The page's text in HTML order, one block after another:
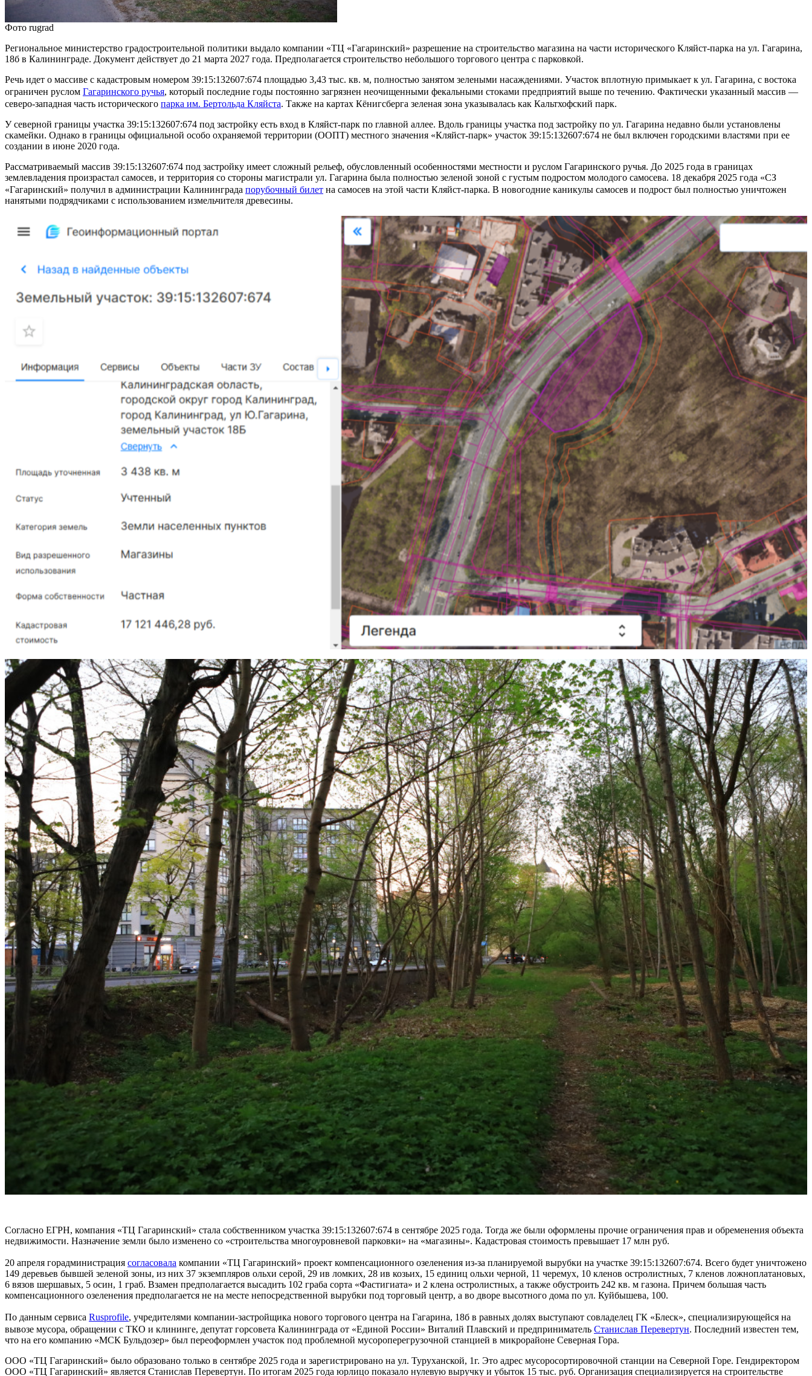
Фото rugrad
Региональное министерство градостроительной политики выдало компании «ТЦ «Гагаринский» разрешение на строительство магазина на части исторического Кляйст-парка на ул. Гагарина,
18б в Калининграде. Документ действует до 21 марта 2027 года. Предполагается строительство небольшого торгового центра с парковкой.
Речь идет о массиве с кадастровым номером 39:15:132607:674 площадью 3,43 тыс. кв. м, полностью занятом зелеными насаждениями. Участок вплотную примыкает к ул. Гагарина, с востока
ограничен руслом Гагаринского ручья, который последние годы постоянно загрязнен неочищенными фекальными стоками предприятий выше по течению. Фактически указанный массив —
северо-западная часть исторического парка им. Бертольда Кляйста. Также на картах Кёнигсберга зеленая зона указывалась как Кальтхофский парк.
У северной границы участка 39:15:132607:674 под застройку есть вход в Кляйст-парк по главной аллее. Вдоль границы участка под застройку по ул. Гагарина недавно были установлены
скамейки. Однако в границы официальной особо охраняемой территории (ООПТ) местного значения «Кляйст-парк» участок 39:15:132607:674 не был включен городскими властями при ее
создании в июне 2020 года.
Рассматриваемый массив 39:15:132607:674 под застройку имеет сложный рельеф, обусловленный особенностями местности и руслом Гагаринского ручья. До 2025 года в границах
землевладения произрастал самосев, и территория со стороны магистрали ул. Гагарина была полностью зеленой зоной с густым подростом молодого самосева. 18 декабря 2025 года «СЗ
«Гагаринский» получил в администрации Калининграда порубочный билет на самосев на этой части Кляйст-парка. В новогодние каникулы самосев и подрост был полностью уничтожен
нанятыми подрядчиками с использованием измельчителя древесины.
Согласно ЕГРН, компания «ТЦ Гагаринский» стала собственником участка 39:15:132607:674 в сентябре 2025 года. Тогда же были оформлены прочие ограничения прав и обременения объекта
недвижимости. Назначение земли было изменено со «строительства многоуровневой парковки» на «магазины». Кадастровая стоимость превышает 17 млн руб.
20 апреля горадминистрация согласовала компании «ТЦ Гагаринский» проект компенсационного озеленения из-за планируемой вырубки на участке 39:15:132607:674. Всего будет уничтожено
149 деревьев бывшей зеленой зоны, из них 37 экземпляров ольхи серой, 29 ив ломких, 28 ив козьих, 15 единиц ольхи черной, 11 черемух, 10 кленов остролистных, 7 кленов ложноплатановых,
6 вязов шершавых, 5 осин, 1 граб. Взамен предполагается высадить 102 граба сорта «Фастигиата» и 2 клена остролистных, а также обустроить 242 кв. м газона. Причем большая часть
компенсационного озеленения предполагается не на месте непосредственной вырубки под торговый центр, а во дворе высотного дома по ул. Куйбышева, 100.
По данным сервиса Rusprofile, учредителями компании-застройщика нового торгового центра на Гагарина, 18б в равных долях выступают совладелец ГК «Блеск», специализирующейся на
вывозе мусора, обращении с ТКО и клининге, депутат горсовета Калининграда от «Единой России» Виталий Плавский и предприниматель Станислав Перевертун. Последний известен тем,
что на его компанию «МСК Бульдозер» был переоформлен участок под проблемной мусороперегрузочной станцией в микрорайоне Северная Гора.
ООО «ТЦ Гагаринский» было образовано только в сентябре 2025 года и зарегистрировано на ул. Туруханской, 1г. Это адрес мусоросортировочной станции на Северной Горе. Гендиректором
ООО «ТЦ Гагаринский» является Станислав Перевертун. По итогам 2025 года юрлицо показало нулевую выручку и убыток 15 тыс. руб. Организация специализируется на строительстве